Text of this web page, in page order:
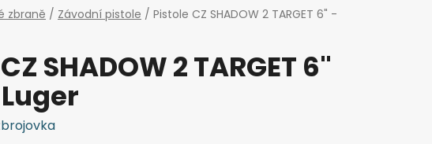
zbraně / Závodní pistole / Pistole CZ SHADOW 2 TARGET 6" -
SHADOW 2 TARGET 6"